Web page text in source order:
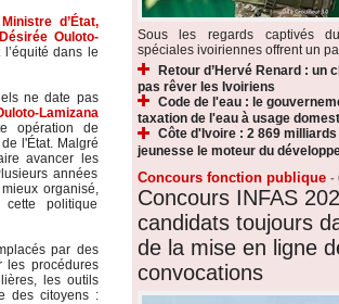
Ministre d’État,
Ouloto-
dans le
ne date pas
Lamizana
opération de
l'État. Malgré
avancer les
années
organisé,
politique
par des
les procédures
les outils
des citoyens :
Sous les regards captivés
spéciales ivoiriennes offrent un
Retour d’Hervé Renard : un
pas rêver les Ivoiriens
Code de l'eau : le
taxation de l'eau à usage
Côte d'Ivoire : 2 869
jeunesse le moteur du
Concours fonction publique -
Concours INFAS
candidats toujours
de la mise en ligne
convocations